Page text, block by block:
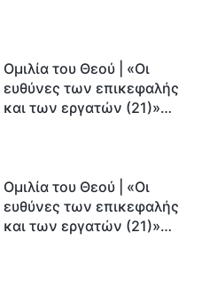
Ομιλία του Θεού | «Οι
ευθύνες των επικεφαλής
και των εργατών (21)»
Ομιλία του Θεού | «Οι
ευθύνες των επικεφαλής
και των εργατών (21)»